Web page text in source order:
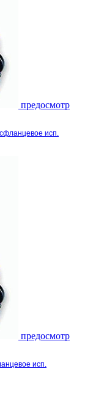
предосмотр
исп.
предосмотр
исп.